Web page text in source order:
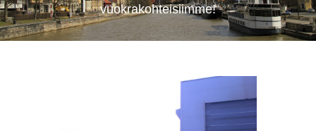
vuokrakohteisiimme!